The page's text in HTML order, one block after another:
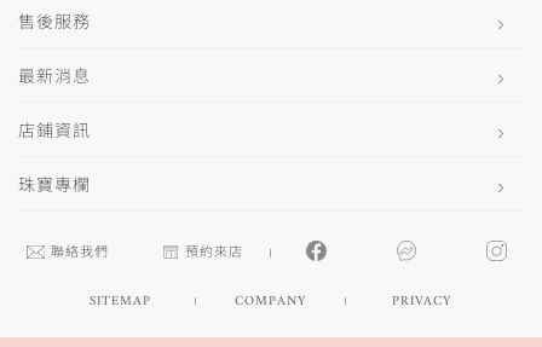
售後服務
最新消息
店鋪資訊
珠寶專欄
聯絡我們 預約來店
SITEMAP COMPANY PRIVACY